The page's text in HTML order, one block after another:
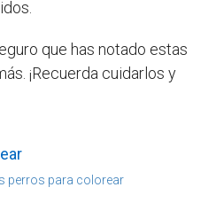
que has notado estas
¡Recuerda cuidarlos y
perros para colorear